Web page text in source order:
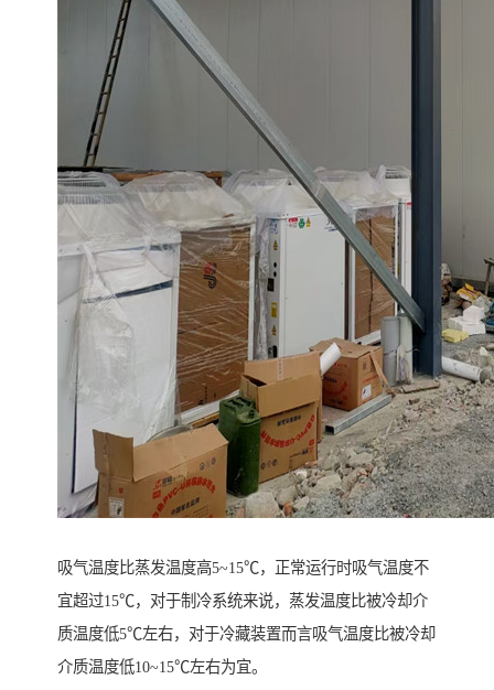
吸气温度比蒸发温度高5~15℃，正常运行时吸气温度不
宜超过15℃，对于制冷系统来说，蒸发温度比被冷却介
质温度低5℃左右，对于冷藏装置而言吸气温度比被冷却
介质温度低10~15℃左右为宜。